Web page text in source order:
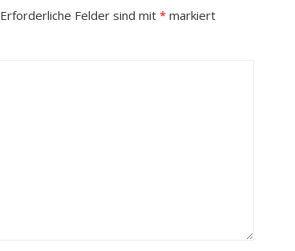
Erforderliche Felder sind mit * markiert